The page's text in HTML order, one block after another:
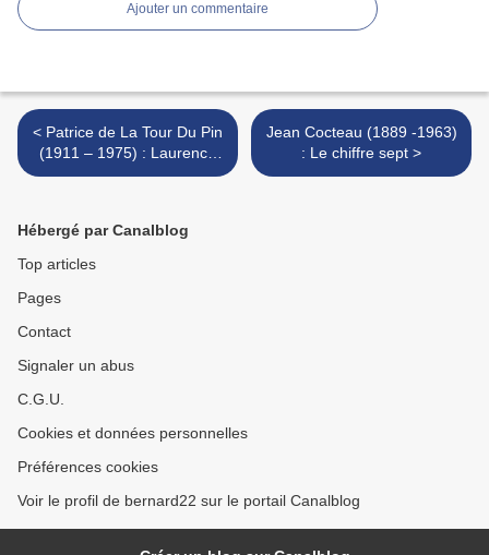
Ajouter un commentaire
< Patrice de La Tour Du Pin
(1911 – 1975) : Laurence
printanière
Jean Cocteau (1889 -1963)
: Le chiffre sept >
Hébergé par Canalblog
Top articles
Pages
Contact
Signaler un abus
C.G.U.
Cookies et données personnelles
Préférences cookies
Voir le profil de bernard22 sur le portail Canalblog